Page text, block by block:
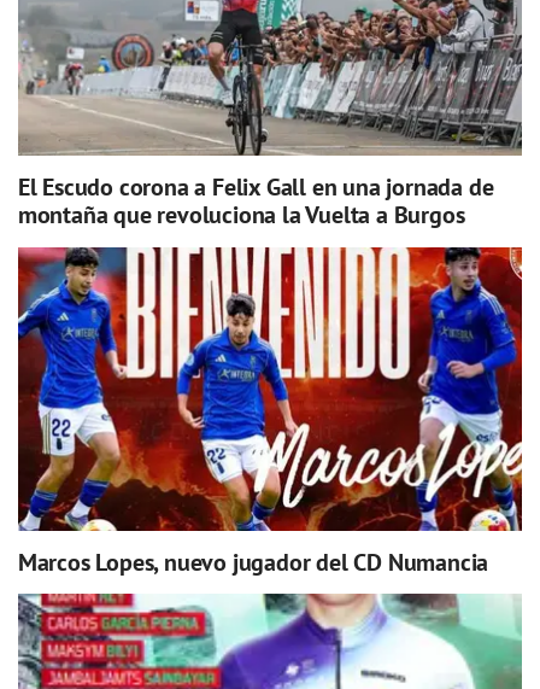
El Escudo corona a Felix Gall en una jornada de
montaña que revoluciona la Vuelta a Burgos
Marcos Lopes, nuevo jugador del CD Numancia